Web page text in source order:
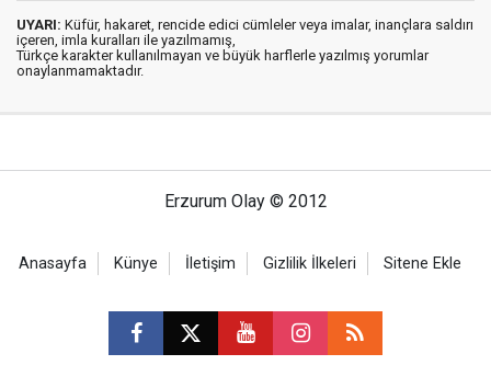
UYARI: Küfür, hakaret, rencide edici cümleler veya imalar, inançlara saldırı
içeren, imla kuralları ile yazılmamış,
Türkçe karakter kullanılmayan ve büyük harflerle yazılmış yorumlar
onaylanmamaktadır.
Erzurum Olay © 2012
Anasayfa Künye İletişim Gizlilik İlkeleri Sitene Ekle